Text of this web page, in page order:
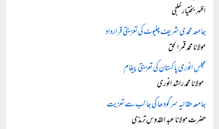
اظہر بختیار خلجی
جامعہ محمدی شریف چنیوٹ کی تعزیتی قرارداد
مولانا محمد قمر الحق
مجلسِ انوری پاکستان کی تعزیتی پیغام
مولانا محمد راشد انوری
جامعہ حقانیہ سرگودھا کی جانب سے تعزیت
حضرت مولانا عبد القدوس ترمذی